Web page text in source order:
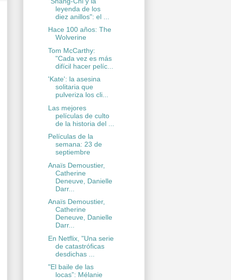
leyenda de los
diez anillos": el ...
Hace 100 años: The
Wolverine
Tom McCarthy:
"Cada vez es más
difícil hacer pelíc...
'Kate': la asesina
solitaria que
pulveriza los cli...
Las mejores
películas de culto
de la historia del ...
Películas de la
semana: 23 de
septiembre
Anaïs Demoustier,
Catherine
Deneuve, Danielle
Darr...
Anaïs Demoustier,
Catherine
Deneuve, Danielle
Darr...
En Netflix, "Una serie
de catastróficas
desdichas ...
"El baile de las
locas”: Mélanie